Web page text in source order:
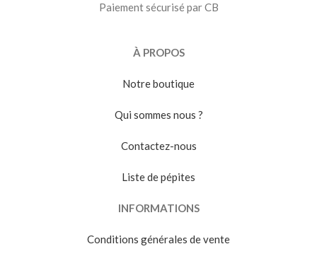
Paiement sécurisé par CB
À PROPOS
Notre boutique
Qui sommes nous ?
Contactez-nous
Liste de pépites
INFORMATIONS
Conditions générales de vente